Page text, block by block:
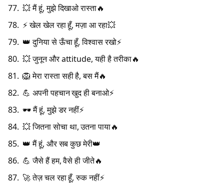
💥 मैं हूं, मुझे दिखाओ रास्ता🔥
⚡ खेल खेल रहा हूँ, मज़ा आ रहा💥
👑 दुनिया से ऊँचा हूँ, विश्वास रखो⚡
💥 जुनून और attitude, यही है तरीका🔥
🦁 मेरा रास्ता सही है, बस मैं🔥
💪 अपनी पहचान खुद ही बनाओ⚡
🕶️ मैं हूं, मुझे डर नहीं⚡
💥 जितना सोचा था, उतना पाया🔥
👑 मैं हूं, और सब कुछ मेरी👑
💪 जैसे हैं हम, वैसे ही जीते🔥
🚀 तेज़ चल रहा हूँ, रुक नहीं⚡